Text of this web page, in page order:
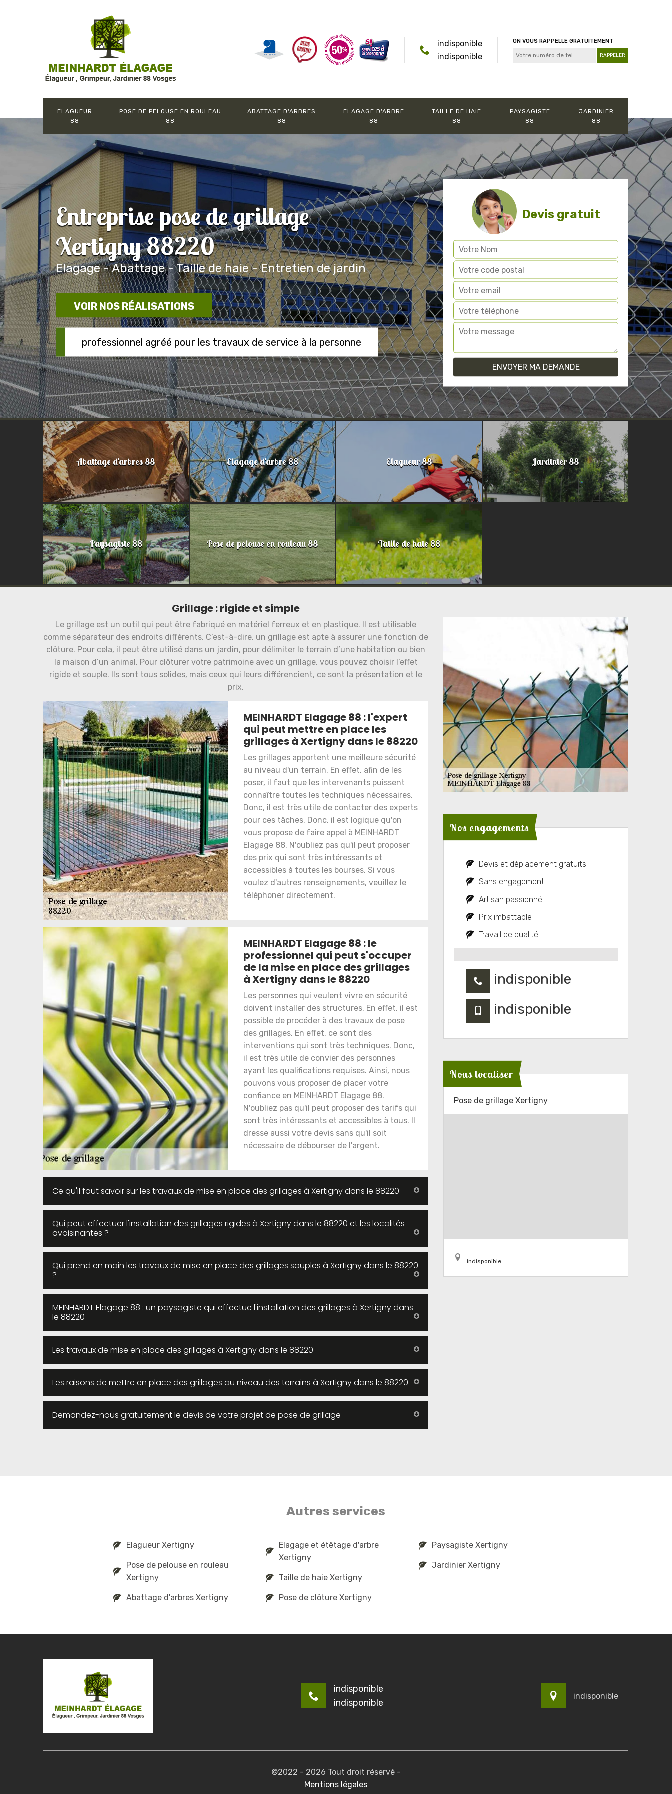
indisponible
indisponible
ON VOUS RAPPELLE GRATUITEMENT
ELAGUEUR
88
POSE DE PELOUSE EN ROULEAU
88
ABATTAGE D'ARBRES
88
ELAGAGE D'ARBRE
88
TAILLE DE HAIE
88
PAYSAGISTE
88
JARDINIER
88
Entreprise pose de grillage
Xertigny 88220
Elagage - Abattage - Taille de haie - Entretien de jardin
VOIR NOS RÉALISATIONS
professionnel agréé pour les travaux de service à la personne
Devis gratuit
Abattage d'arbres 88 Elagage d'arbre 88 Elagueur 88 Jardinier 88
Paysagiste 88 Pose de pelouse en rouleau 88 Taille de haie 88
Grillage : rigide et simple
Le grillage est un outil qui peut être fabriqué en matériel ferreux et en plastique. Il est utilisable
comme séparateur des endroits différents. C’est-à-dire, un grillage est apte à assurer une fonction de
clôture. Pour cela, il peut être utilisé dans un jardin, pour délimiter le terrain d’une habitation ou bien
la maison d’un animal. Pour clôturer votre patrimoine avec un grillage, vous pouvez choisir l’effet
rigide et souple. Ils sont tous solides, mais ceux qui leurs différencient, ce sont la présentation et le
prix.
MEINHARDT Elagage 88 : l'expert
qui peut mettre en place les
grillages à Xertigny dans le 88220
Les grillages apportent une meilleure sécurité
au niveau d'un terrain. En effet, afin de les
poser, il faut que les intervenants puissent
connaître toutes les techniques nécessaires.
Donc, il est très utile de contacter des experts
pour ces tâches. Donc, il est logique qu'on
vous propose de faire appel à MEINHARDT
Elagage 88. N'oubliez pas qu'il peut proposer
des prix qui sont très intéressants et
accessibles à toutes les bourses. Si vous
voulez d'autres renseignements, veuillez le
téléphoner directement.
MEINHARDT Elagage 88 : le
professionnel qui peut s'occuper
de la mise en place des grillages
à Xertigny dans le 88220
Les personnes qui veulent vivre en sécurité
doivent installer des structures. En effet, il est
possible de procéder à des travaux de pose
des grillages. En effet, ce sont des
interventions qui sont très techniques. Donc,
il est très utile de convier des personnes
ayant les qualifications requises. Ainsi, nous
pouvons vous proposer de placer votre
confiance en MEINHARDT Elagage 88.
N'oubliez pas qu'il peut proposer des tarifs qui
sont très intéressants et accessibles à tous. Il
dresse aussi votre devis sans qu'il soit
nécessaire de débourser de l'argent.
Ce qu'il faut savoir sur les travaux de mise en place des grillages à Xertigny dans le 88220
Qui peut effectuer l'installation des grillages rigides à Xertigny dans le 88220 et les localités
avoisinantes ?
Qui prend en main les travaux de mise en place des grillages souples à Xertigny dans le 88220
?
MEINHARDT Elagage 88 : un paysagiste qui effectue l'installation des grillages à Xertigny dans
le 88220
Les travaux de mise en place des grillages à Xertigny dans le 88220
Les raisons de mettre en place des grillages au niveau des terrains à Xertigny dans le 88220
Demandez-nous gratuitement le devis de votre projet de pose de grillage
Nos engagements
Devis et déplacement gratuits
Sans engagement
Artisan passionné
Prix imbattable
Travail de qualité
indisponible
indisponible
Nous localiser
Pose de grillage Xertigny
indisponible
Autres services
Elagueur Xertigny
Pose de pelouse en rouleau
Xertigny
Abattage d'arbres Xertigny
Elagage et étêtage d'arbre
Xertigny
Taille de haie Xertigny
Pose de clôture Xertigny
Paysagiste Xertigny
Jardinier Xertigny
indisponible
indisponible
indisponible
©2022 - 2026 Tout droit réservé -
Mentions légales